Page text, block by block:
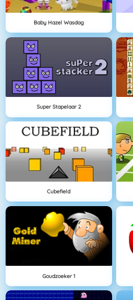
Baby Hazel Wasdag
Super Stapelaar 2
Cubefield
Goudzoeker 1